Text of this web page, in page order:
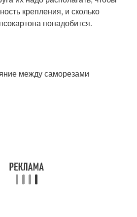
крепления, и сколько
понадобится.
между саморезами